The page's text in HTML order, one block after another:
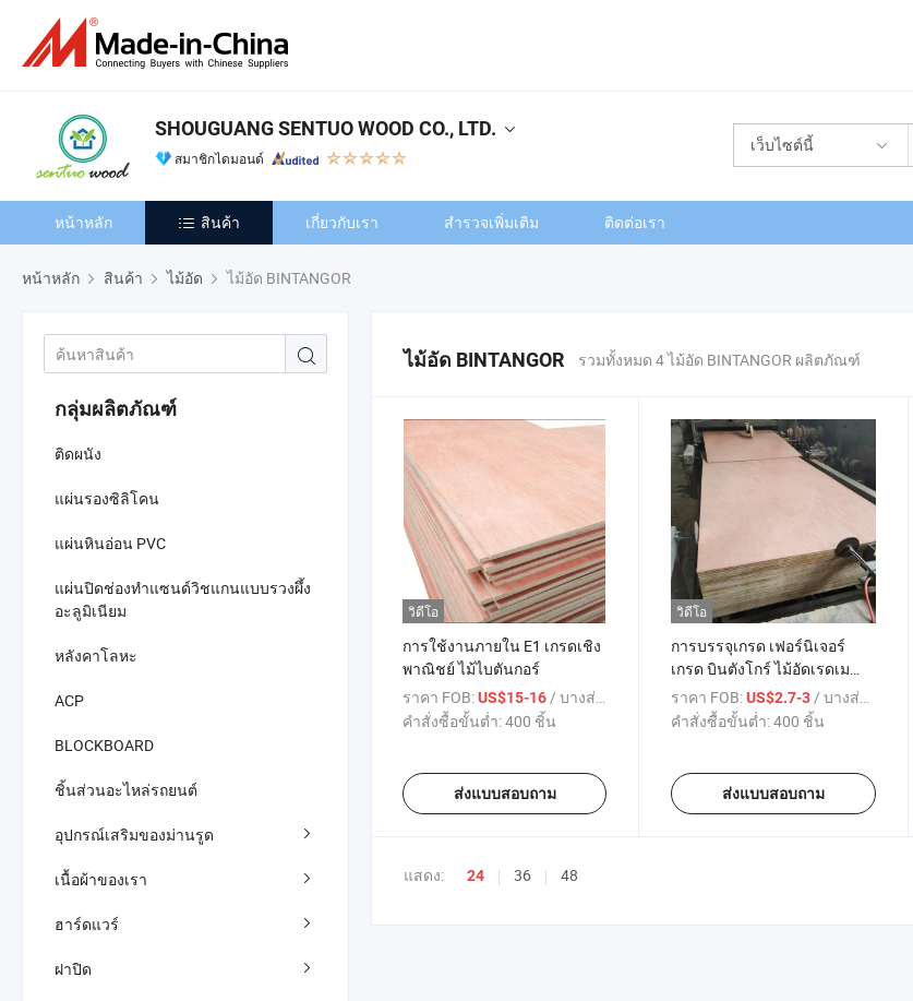
เว็บไซต์นี้
SHOUGUANG SENTUO WOOD CO., LTD.
สมาชิกไดมอนด์
หน้าหลัก สินค้า เกี่ยวกับเรา สำรวจเพิ่มเติม ติดต่อเรา
หน้าหลัก สินค้า ไม้อัด ไม้อัด BINTANGOR
กลุ่มผลิตภัณฑ์
ติดผนัง
แผ่นรองซิลิโคน
แผ่นหินอ่อน PVC
แผ่นปิดช่องทำแซนด์วิชแกนแบบรวงผึ้ง
อะลูมิเนียม
หลังคาโลหะ
ACP
BLOCKBOARD
ชิ้นส่วนอะไหล่รถยนต์
อุปกรณ์เสริมของม่านรูด
เนื้อผ้าของเรา
ฮาร์ดแวร์
ฝาปิด
ไม้อัด BINTANGOR รวมทั้งหมด 4 ไม้อัด BINTANGOR ผลิตภัณฑ์
วิดีโอ
การใช้งานภายใน E1 เกรดเชิง
พาณิชย์ ไม้ไบตันกอร์
ราคา FOB:US$15-16/ บางส่วน
คำสั่งซื้อขั้นต่ำ:400 ชิ้น
ส่งแบบสอบถาม
วิดีโอ
การบรรจุเกรด เฟอร์นิเจอร์
เกรด บินตังโกร์ ไม้อัดเรดเม
อรันตี
ราคา FOB: US$2.7-3/ บางส่วน
คำสั่งซื้อขั้นต่ำ:400 ชิ้น
ส่งแบบสอบถาม
แสดง: 24 36 48